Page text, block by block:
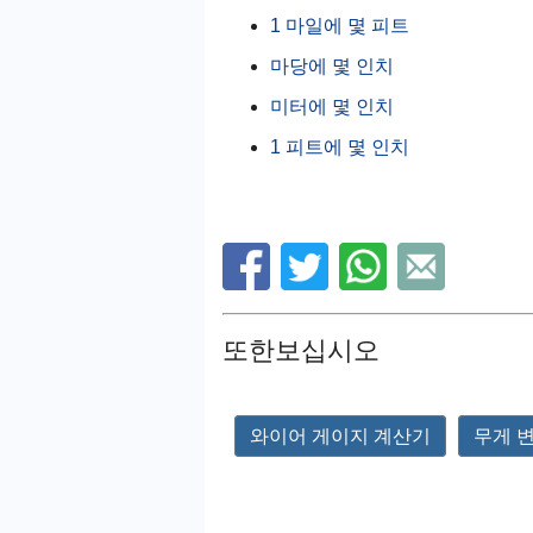
1 마일에 몇 피트
마당에 몇 인치
미터에 몇 인치
1 피트에 몇 인치
또한보십시오
와이어 게이지 계산기 무게